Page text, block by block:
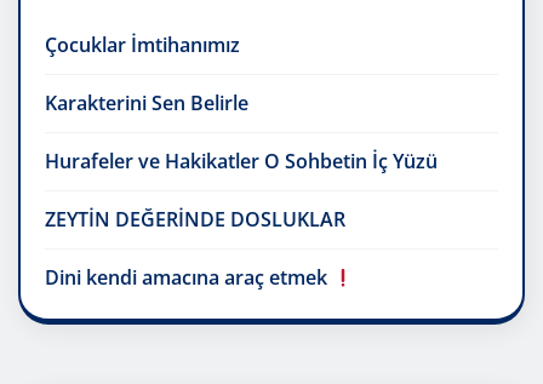
Çocuklar İmtihanımız
Karakterini Sen Belirle
Hurafeler ve Hakikatler O Sohbetin İç Yüzü
ZEYTİN DEĞERİNDE DOSLUKLAR
Dini kendi amacına araç etmek